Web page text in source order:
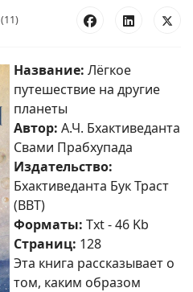
(11)
Название: Лёгкое
путешествие на другие
планеты
Автор: А.Ч. Бхактиведанта
Свами Прабхупада
Издательство:
Бхактиведанта Бук Траст
(BBT)
Форматы: Txt - 46 Kb
Страниц: 128
Эта книга рассказывает о
том, каким образом